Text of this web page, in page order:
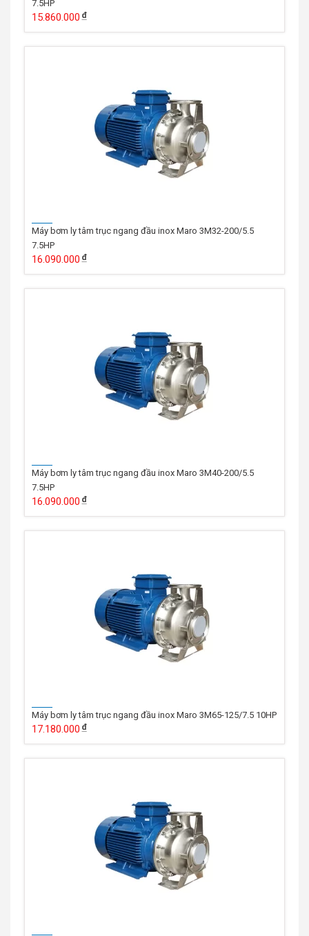
7.5HP
15.860.000
Máy bơm ly tâm trục ngang đầu inox Maro 3M32-200/5.5
7.5HP
16.090.000
Máy bơm ly tâm trục ngang đầu inox Maro 3M40-200/5.5
7.5HP
16.090.000
Máy bơm ly tâm trục ngang đầu inox Maro 3M65-125/7.5 10HP
17.180.000